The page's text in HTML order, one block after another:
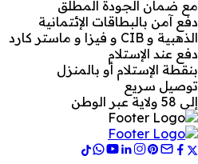
مع ضمان الجودة المطلق
دفع آمن بالبطاقات الإئتمانية
الذهبية و CIB و فيزا و ماستر كارد
دفع عند الإستلام
بنقطة الإستلام أو بالمنزل
توصيل سريع
إلى 58 ولاية عبر الوطن